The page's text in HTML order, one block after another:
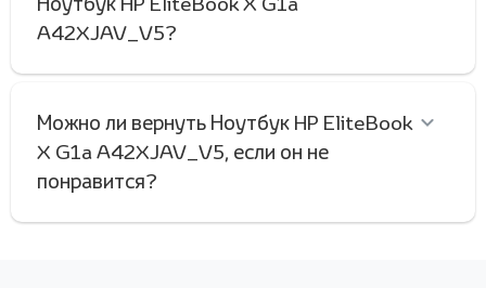
A42XJAV_V5?
Можно ли вернуть Ноутбук HP EliteBook
X G1a A42XJAV_V5, если он не
понравится?